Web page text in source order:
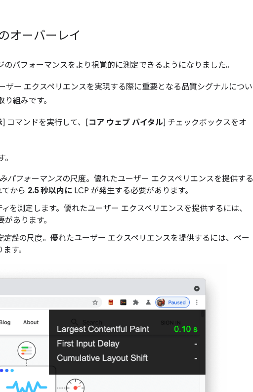
オーバーレイ
パフォーマンスをより視覚的に測定できるようになりました。
ザー エクスペリエンスを実現する際に重要となる品質シグナルについ
組みです。
] コマンドを実行して、[コア ウェブ バイタル] チェックボックスをオ
パフォーマンスの尺度。優れたユーザー エクスペリエンスを提供する
から 2.5 秒以内に LCP が発生する必要があります。
を測定します。優れたユーザー エクスペリエンスを提供するには、
があります。
定性の尺度。優れたユーザー エクスペリエンスを提供するには、ペー
す。